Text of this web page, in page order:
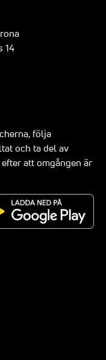
14
följa
och ta del av
att omgången är